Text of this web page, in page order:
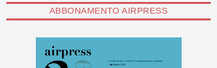
ABBONAMENTO AIRPRESS